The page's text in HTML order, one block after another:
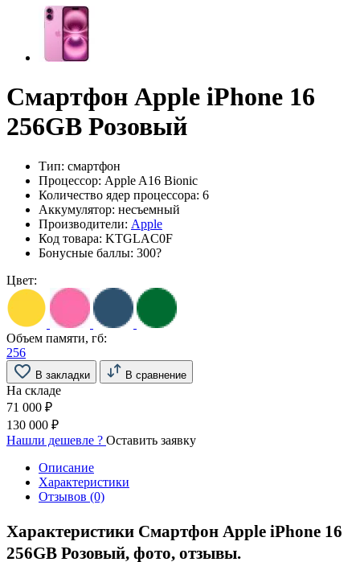
Смартфон Apple iPhone 16
256GB Розовый
Тип: смартфон
Процессор: Apple A16 Bionic
Количество ядер процессора: 6
Аккумулятор: несъемный
Производители: Apple
Код товара: KTGLAC0F
Бонусные баллы: 300?
Цвет:
Объем памяти, гб:
256
В закладки В сравнение
На складе
71 000 ₽
130 000 ₽
Нашли дешевле ? Оставить заявку
Описание
Характеристики
Отзывов (0)
Характеристики Смартфон Apple iPhone 16
256GB Розовый, фото, отзывы.